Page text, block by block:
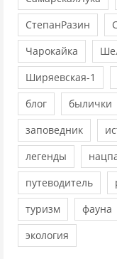
СтепанРазин
Чарокайка
Ширяевская-1
блог
былички
заповедник
легенды
путеводитель
туризм
фауна
экология